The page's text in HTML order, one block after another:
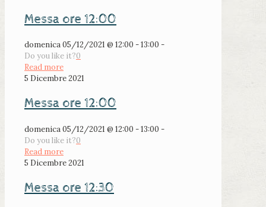
Messa ore 12:00
domenica 05/12/2021 @ 12:00 - 13:00 -
Do you like it?0
Read more
5 Dicembre 2021
Messa ore 12:00
domenica 05/12/2021 @ 12:00 - 13:00 -
Do you like it?0
Read more
5 Dicembre 2021
Messa ore 12:30